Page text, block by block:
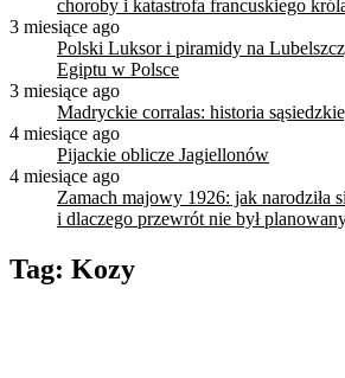
choroby i katastrofa francuskiego
3 miesiące ago
Polski Luksor i piramidy na
Egiptu w Polsce
3 miesiące ago
Madryckie corralas: historia
4 miesiące ago
Pijackie oblicze Jagiellonów
4 miesiące ago
Zamach majowy 1926: jak narodziła
i dlaczego przewrót nie był
Tag: Kozy